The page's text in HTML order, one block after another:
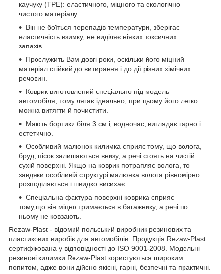
каучуку (ТРЕ): еластичного, міцного та екологічно
чистого матеріалу.
Він не боїться перепадів температури, зберігає
еластичність взимку, не виділяє ніяких токсичних
запахів.
Прослужить Вам довгі роки, оскільки його міцний
матеріал стійкий до витирання і до дії різних хімічних
речовин.
Коврик виготовлений спеціально під модель
автомобіля, тому лягає ідеально, при цьому його легко
можна витягти й почистити.
Мають бортики біля 3 см і, водночас, виглядає гарно і
естетично.
Особливий малюнок килимка сприяє тому, що волога,
бруд, пісок залишаються внизу, а речі стоять на чистій
сухій поверхні. Якщо на коврик потрапляє волога, то
завдяки особливій структурі малюнка волога рівномірно
розподіляється і швидко висихає.
Спеціальна фактура поверхні коврика сприяє
тому,що він міцно тримається в багажнику, а речі по
ньому не ковзають.
Rezaw-Plast - відомий польський виробник резинових та
пластикових виробів для автомобілів. Продукція Rezaw-Plast
сертифікована у відповідності до ISO 9001-2008. Модельні
резинові килимки Rezaw-Plast користуються широким
попитом, адже вони дійсно якісні, гарні, безпечні та практичні.